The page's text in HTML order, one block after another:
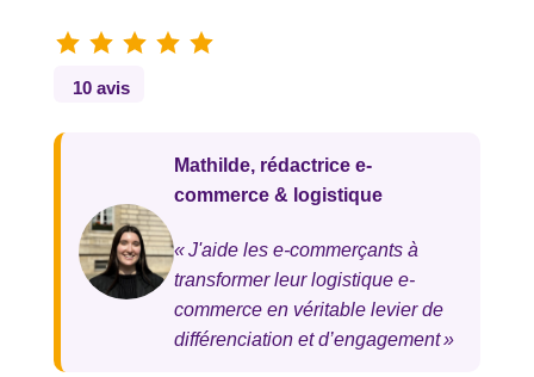
10 avis
Mathilde, rédactrice e-
commerce & logistique
« J'aide les e-commerçants à
transformer leur logistique e-
commerce en véritable levier de
différenciation et d’engagement »